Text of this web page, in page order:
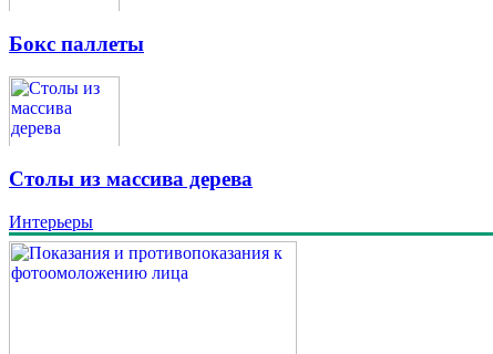
Бокс паллеты
Столы из массива дерева
Интерьеры